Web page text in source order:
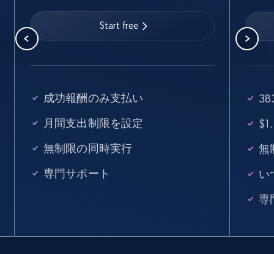
Start free
成功報酬のみ支払い
月間支出制限を設定
無制限の同時実行
専門サポート
無
い
専